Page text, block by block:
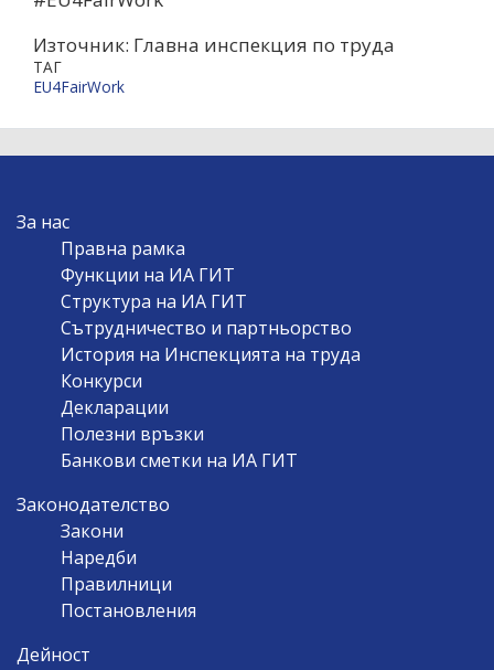
Източник: Главна инспекция по труда
ТАГ
EU4FairWork
NAVIGATION
За нас
Правна рамка
Функции на ИА ГИТ
Структура на ИА ГИТ
Сътрудничество и партньорство
История на Инспекцията на труда
Конкурси
Декларации
Полезни връзки
Банкови сметки на ИА ГИТ
Законодателство
Закони
Наредби
Правилници
Постановления
Дейност